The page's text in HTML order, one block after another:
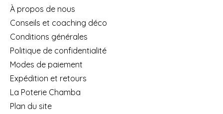
À propos de nous
Conseils et coaching déco
Conditions générales
Politique de confidentialité
Modes de paiement
Expédition et retours
La Poterie Chamba
Plan du site